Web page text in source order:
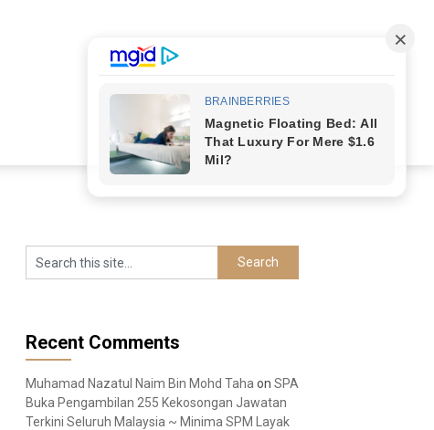
Recent Comments
Muhamad Nazatul Naim Bin Mohd Taha on SPA
Buka Pengambilan 255 Kekosongan Jawatan
Terkini Seluruh Malaysia ~ Minima SPM Layak